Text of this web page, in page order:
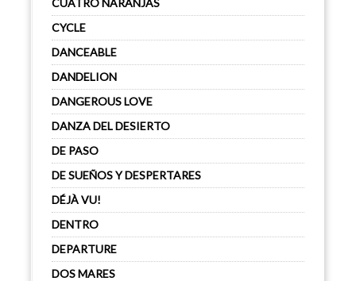
CUATRO NARANJAS
CYCLE
DANCEABLE
DANDELION
DANGEROUS LOVE
DANZA DEL DESIERTO
DE PASO
DE SUEÑOS Y DESPERTARES
DÉJÀ VU!
DENTRO
DEPARTURE
DOS MARES